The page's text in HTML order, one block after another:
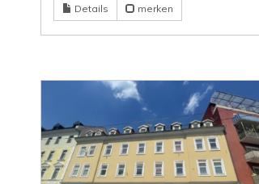
Details merken